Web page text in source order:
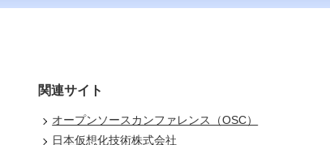
関連サイト
オープンソースカンファレンス（OSC）
日本仮想化技術株式会社